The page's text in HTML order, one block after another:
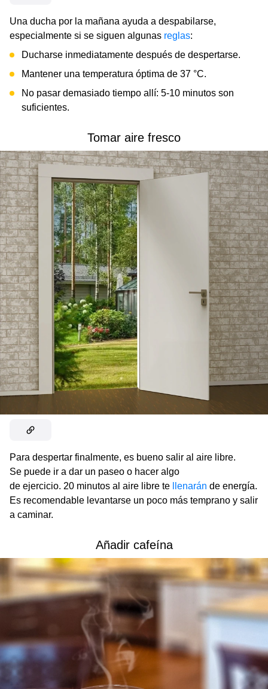
Una ducha por la mañana ayuda a despabilarse,
especialmente si se siguen algunas reglas:
Ducharse inmediatamente después de despertarse.
Mantener una temperatura óptima de 37 °C.
No pasar demasiado tiempo allí: 5-10 minutos son
suficientes.
Tomar aire fresco
Para despertar finalmente, es bueno salir al aire libre.
Se puede ir a dar un paseo o hacer algo
de ejercicio. 20 minutos al aire libre te
llenarán de energía.
Es recomendable levantarse un poco más temprano y salir
a caminar.
Añadir cafeína